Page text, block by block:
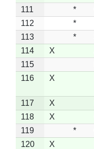
111
*
112
*
113
*
114
X
115
116
X
117 X
118
X
119
*
120
X